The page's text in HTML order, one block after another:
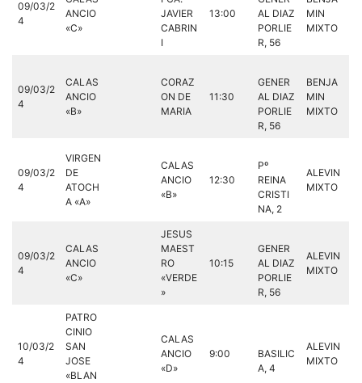
09/03/2
4
ANCIO
«C»
JAVIER
CABRIN
I
13:00
AL DIAZ
PORLIE
R, 56
MIN
MIXTO
09/03/2
4
CALAS
ANCIO
«B»
CORAZ
ON DE
MARIA
11:30
GENER
AL DIAZ
PORLIE
R, 56
BENJA
MIN
MIXTO
09/03/2
4
VIRGEN
DE
ATOCH
A «A»
CALAS
ANCIO
«B»
12:30
Pº
REINA
CRISTI
NA, 2
ALEVIN
MIXTO
09/03/2
4
CALAS
ANCIO
«C»
JESUS
MAEST
RO
«VERDE
»
10:15
GENER
AL DIAZ
PORLIE
R, 56
ALEVIN
MIXTO
10/03/2
4
PATRO
CINIO
SAN
JOSE
«BLAN
CALAS
ANCIO
«D»
9:00
BASILIC
A, 4
ALEVIN
MIXTO